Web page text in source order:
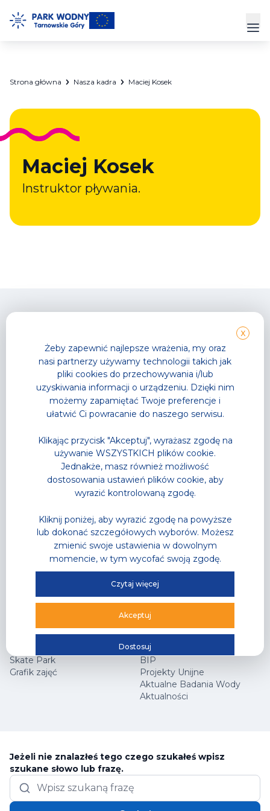
do
Hala Sportowa
Cennik
Strefa Klienta
Strona główna Nasza kadra Maciej Kosek
Maciej Kosek
Instruktor pływania.
Park Wodny
Wodne atrakcje
Strefa Saun
Zajęcia w wodzie
Letnia Akademia Przygody
– Półkolonie
Wodne Urodziny
Lodowisko
Grafik zajęć
Oferta Specjalna
TG GYM PARK
Strefy sportowe
Zajęcia fitness
Cennik
Karnety
Grafik zajęć
Hala Sportowa
Arena Główna
Sekcje squash
Skate Park
Grafik zajęć
Jak dojechać?
pytania
Współpraca marketingowa
Kariera
Nasza kadra
Regulaminy
BIP
Projekty Unijne
Aktualne Badania Wody
Aktualności
Jeżeli nie znalazłeś tego czego szukałeś wpisz
szukane słowo lub frazę.
X
Żeby zapewnić najlepsze wrażenia, my oraz
nasi partnerzy używamy technologii takich jak
pliki cookies do przechowywania i/lub
uzyskiwania informacji o urządzeniu. Dzięki nim
możemy zapamiętać Twoje preferencje i
ułatwić Ci powracanie do naszego serwisu.
Klikając przycisk "Akceptuj", wyrażasz zgodę na
używanie WSZYSTKICH plików cookie.
Jednakże, masz również możliwość
dostosowania ustawień plików cookie, aby
wyrazić kontrolowaną zgodę.
Kliknij poniżej, aby wyrazić zgodę na powyższe
lub dokonać szczegółowych wyborów. Możesz
zmienić swoje ustawienia w dowolnym
momencie, w tym wycofać swoją zgodę.
Czytaj więcej
Akceptuj
Dostosuj